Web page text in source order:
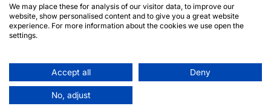
info@qrsong.io
CoC: 99311917
© 2024QRSong!Tutti i diritti riservati. (v1.0.2)
sito è protetto da reCAPTCHA e si applicano la
We may place these for analysis of our visitor data, to improve our
website, show personalised content and to give you a great website
experience. For more information about the cookies we use open the
settings.
Accept all Deny
No, adjust